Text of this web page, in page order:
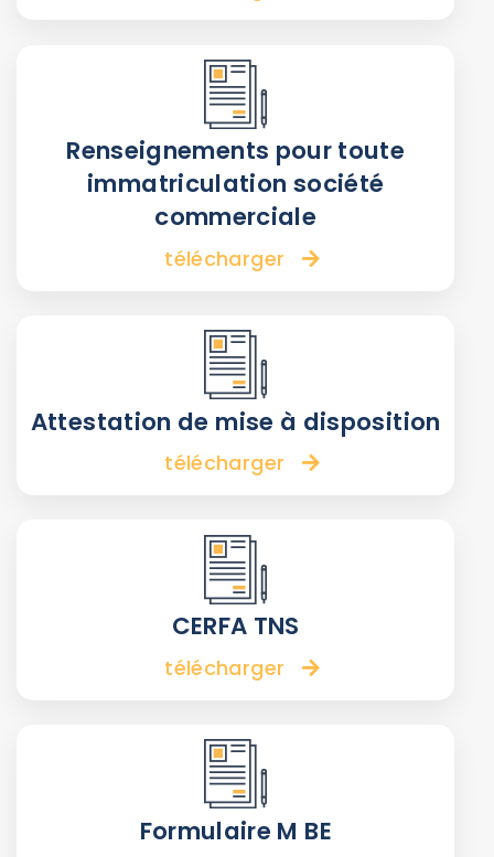
Renseignements pour toute
immatriculation société
commerciale
télécharger
Attestation de mise à disposition
télécharger
CERFA TNS
télécharger
Formulaire M BE